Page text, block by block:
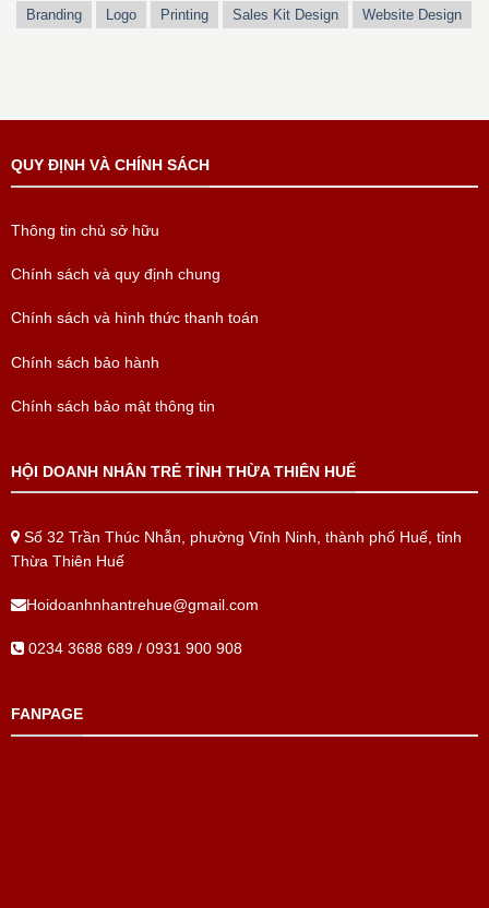
Branding Logo Printing Sales Kit Design Website Design
QUY ĐỊNH VÀ CHÍNH SÁCH
Thông tin chủ sở hữu
Chính sách và quy định chung
Chính sách và hình thức thanh toán
Chính sách bảo hành
Chính sách bảo mật thông tin
HỘI DOANH NHÂN TRẺ TỈNH THỪA THIÊN HUẾ
Số 32 Trần Thúc Nhẫn, phường Vĩnh Ninh, thành phố Huế, tỉnh
Thừa Thiên Huế
Hoidoanhnhantrehue@gmail.com
0234 3688 689 / 0931 900 908
FANPAGE